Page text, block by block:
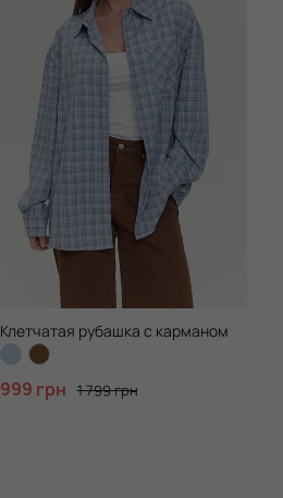
Клетчатая рубашка с карманом, Blue
999 грн 1 799 грн